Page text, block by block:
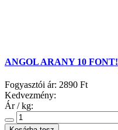
ANGOL ARANY 10 FONT!
Fogyasztói ár: 2890 Ft
Kedvezmény:
Ár / kg: